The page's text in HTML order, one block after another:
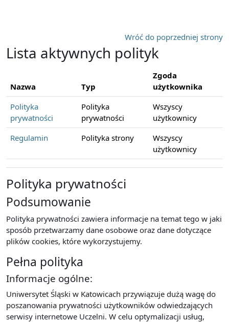
Wróć do poprzedniej strony
Lista aktywnych polityk
Nazwa Typ
Zgoda
użytkownika
Polityka
prywatności
Polityka
prywatności
Wszyscy
użytkownicy
Regulamin
Polityka strony
Wszyscy
użytkownicy
Polityka prywatności
Podsumowanie
Polityka prywatności zawiera informacje na temat tego w jaki
sposób przetwarzamy dane osobowe oraz dane dotyczące
plików cookies, które wykorzystujemy.
Pełna polityka
Informacje ogólne:
Uniwersytet Śląski w Katowicach przywiązuje dużą wagę do
poszanowania prywatności użytkowników odwiedzających
serwisy internetowe Uczelni. W celu optymalizacji usług,